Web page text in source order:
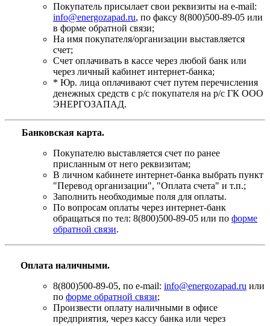
Покупатель присылает свои реквизиты на e-mail:
info@energozapad.ru, по факсу 8(800)500-89-05 или
в форме обратной связи;
На имя покупателя/организации выставляется
счет;
Счет оплачивать в кассе через любой банк или
через личный кабинет интернет-банка;
* Юр. лица оплачивают счет путем перечисления
денежных средств с р/с покупателя на р/с ГК ООО
ЭНЕРГОЗАПАД.
Банковская карта.
Покупателю выставляется счет по ранее
присланным от него реквизитам;
В личном кабинете интернет-банка выбрать пункт
"Перевод организации", "Оплата счета" и т.п.;
Заполнить необходимые поля для оплаты.
По вопросам оплаты через интернет-банк
обращаться по тел: 8(800)500-89-05 или по форме
обратной связи.
Оплата наличными.
8(800)500-89-05, по e-mail: info@energozapad.ru или
по форме обратной связи;
Произвести оплату наличными в офисе
предприятия, через кассу банка или через